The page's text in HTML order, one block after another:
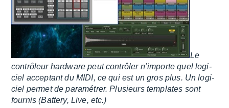
Le
contrô­leur hard­ware peut contrô­ler n’im­porte quel logi­
ciel accep­tant du MIDI, ce qui est un gros plus. Un logi­
ciel permet de para­mé­trer. Plusieurs templates sont
four­nis (Battery, Live, etc.)